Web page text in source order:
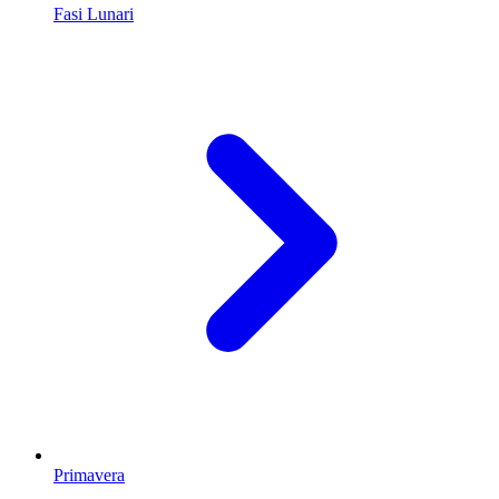
Fasi Lunari
Primavera